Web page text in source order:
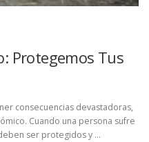
Protegemos Tus
consecuencias devastadoras,
Cuando una persona sufre
ser protegidos y …